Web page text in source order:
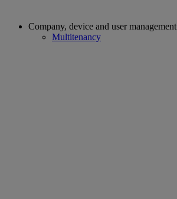
Company, device and user management
Multitenancy